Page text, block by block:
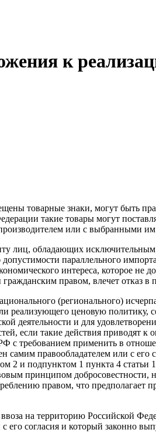
к
товарные знаки, могут быть
такие товары могут
или с выбранными
лиц, обладающих
параллельного
интереса, которое не
правом, влечет отказ в
(регионального)
реализующего ценовую
деятельности и для
если такие действия приводят
с требованием применить в
правообладателем или с
2 и подпунктом 1 пункта 4 статьи
принципом
правом, что предполагает
на территорию Российской
согласия и который законно